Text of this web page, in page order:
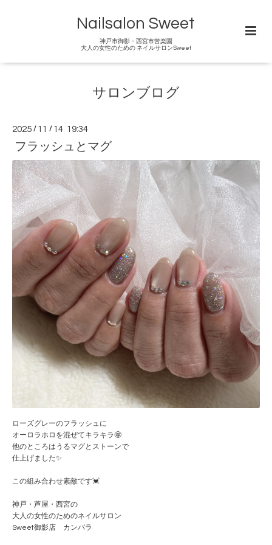
Nailsalon Sweet
神戸市御影・西宮市苦楽園
大人の女性のための ネイルサロンSweet
サロンブログ
2025 / 11 / 14 19:34
フラッシュとマグ
ローズグレーのフラッシュに
オーロラホロを混ぜてキラキラ🤩
他のところはうるマグとストーンで
仕上げました✨
この組み合わせ素敵です💓
神戸・芦屋・西宮の
大人の女性のためのネイルサロン
Sweet御影店 カンバラ